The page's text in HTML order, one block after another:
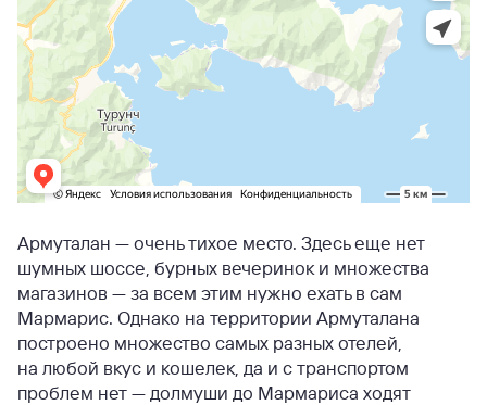
Армуталан — очень тихое место. Здесь еще нет
шумных шоссе, бурных вечеринок и множества
магазинов — за всем этим нужно ехать в сам
Мармарис. Однако на территории Армуталана
построено множество самых разных отелей,
на любой вкус и кошелек, да и с транспортом
проблем нет — долмуши до Мармариса ходят